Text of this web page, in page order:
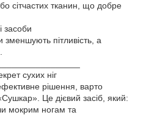
сітчастих тканин, що добре
засоби
зменшують пітливість, а
сухих ніг
рішення, варто
Це дієвий засіб, який:
мокрим ногам та